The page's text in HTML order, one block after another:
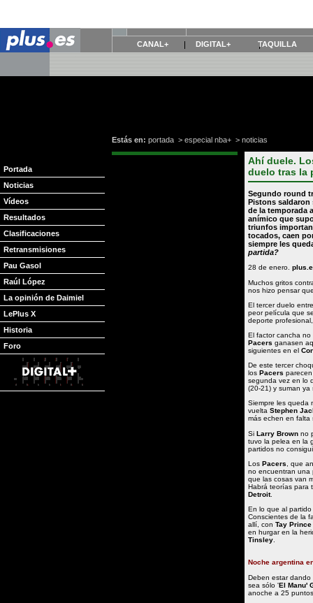
CANAL+ DIGITAL+ TAQUILLA
Portada
Noticias
Vídeos
Resultados
Clasificaciones
Retransmisiones
Pau Gasol
Raúl López
La opinión de Daimiel
LePlus X
Historia
Foro
Estás en: portada > especial nba+ > noticias
Ahí duele.
duelo tras la
Segundo round
Pistons saldaron
de la temporada
anímico que
triunfos
tocados, caen
siempre les
partida?
28 de enero.
Muchos gritos
nos hizo pensar
El tercer duelo
peor película que
deporte
El factor cancha
Pacers ganasen
siguientes en el
De este tercer
los Pacers
segunda vez en lo
(20-21) y suman ya
Siempre les queda
vuelta Stephen
más echen en
Si Larry Brown no
tuvo la pelea en la
partidos no
Los Pacers , que
no encuentran una
que las cosas van
Habrá teorías para
Detroit.
En lo que al
Conscientes de la
allí, con Tay Prince
en hurgar en la
Tinsley
Noche argentina
Deben estar dando
sea sólo 'El Manu'
anoche a 25